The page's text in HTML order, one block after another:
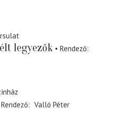
legyezők
Rendező
Rendező
Valló Péter